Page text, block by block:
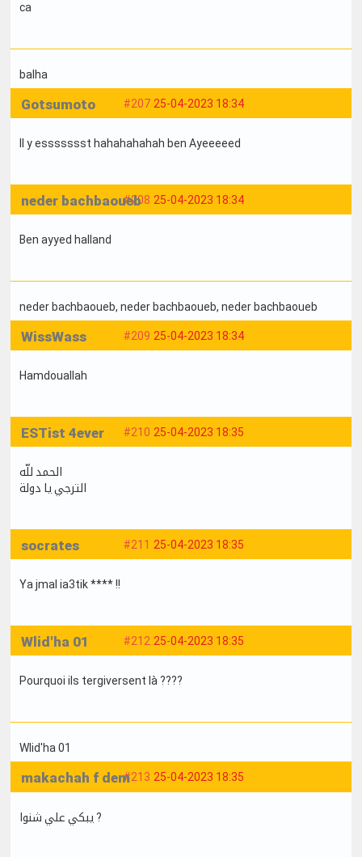
ca
balha
#207 25-04-2023 18:34
Gotsumoto
Il y essssssst hahahahahah ben Ayeeeeed
#208 25-04-2023 18:34
neder bachbaoueb
Ben ayyed halland
neder bachbaoueb, neder bachbaoueb, neder bachbaoueb
#209 25-04-2023 18:34
WissWass
Hamdouallah
#210 25-04-2023 18:35
ESTist 4ever
الحمد للّه
الترجي يا دولة
#211 25-04-2023 18:35
socrates
Ya jmal ia3tik **** !!
#212 25-04-2023 18:35
Wlid'ha 01
Pourquoi ils tergiversent là ????
Wlid'ha 01
#213 25-04-2023 18:35
makachah f dem
يبكي علي شنوا ?